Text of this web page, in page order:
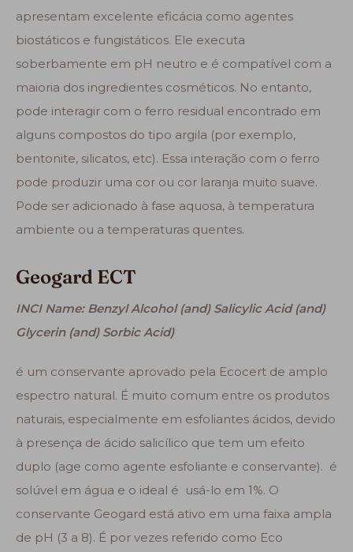
apresentam excelente eficácia como agentes
biostáticos e fungistáticos. Ele executa
soberbamente em pH neutro e é compatível com a
maioria dos ingredientes cosméticos. No entanto,
pode interagir com o ferro residual encontrado em
alguns compostos do tipo argila (por exemplo,
bentonite, silicatos, etc). Essa interação com o ferro
pode produzir uma cor ou cor laranja muito suave.
Pode ser adicionado à fase aquosa, à temperatura
ambiente ou a temperaturas quentes.
Geogard ECT
INCI Name: Benzyl Alcohol (and) Salicylic Acid (and)
Glycerin (and) Sorbic Acid)
é um conservante aprovado pela Ecocert de amplo
espectro natural. É muito comum entre os produtos
naturais, especialmente em esfoliantes ácidos, devido
à presença de ácido salicílico que tem um efeito
duplo (age como agente esfoliante e conservante). é
solúvel em água e o ideal é usá-lo em 1%. O
conservante Geogard está ativo em uma faixa ampla
de pH (3 a 8). É por vezes referido como Eco